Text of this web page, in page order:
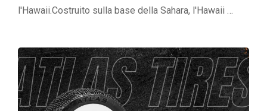
l'Hawaii.Costruito sulla base della Sahara, l'Hawaii …